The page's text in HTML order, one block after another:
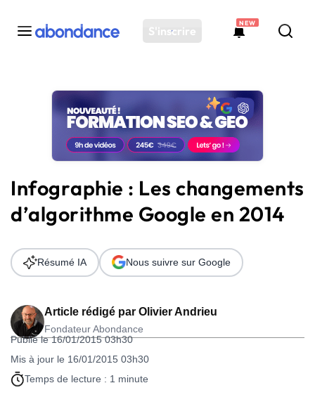
S'inscrire
NEW
Toutes les actus
Actus SEO
Plateforme
Solutions
Ressources
Audit SEO
Infographie : Les changements
d’algorithme Google en 2014
Article rédigé par Olivier Andrieu
Fondateur Abondance
Publié le 16/01/2015 03h30
Mis à jour le 16/01/2015 03h30
Temps de lecture : 1 minute
Résumé IA Nous suivre sur Google